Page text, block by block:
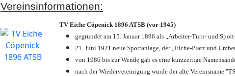
Vereinsinformationen:
TV Eiche Cöpenick 1896 ATSB (vor 1945)
gegründet am 15. Januar 1896 als „Arbeiter-Turn- und
21. Juni 1921 neue Sportanlage, der „Eiche-Platz und
von 1986 bis zur Wende gab es eine kurzzeitige
nach der Wiedervereinigung wurde der alte Vereinsname